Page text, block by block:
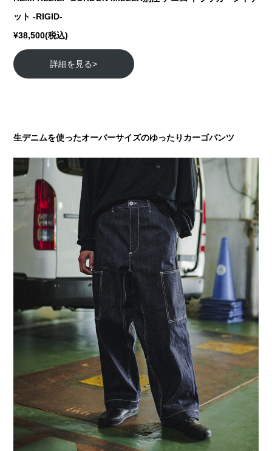
ット -RIGID-
¥38,500(税込)
詳細を見る>
生デニムを使ったオーバーサイズのゆったりカーゴパンツ